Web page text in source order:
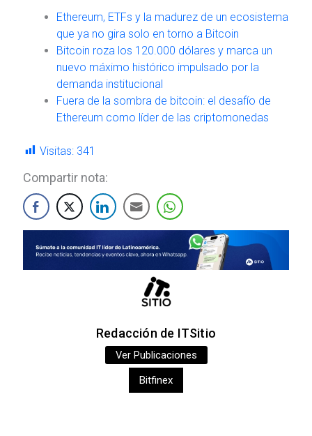
Ethereum, ETFs y la madurez de un ecosistema
que ya no gira solo en torno a Bitcoin
Bitcoin roza los 120.000 dólares y marca un
nuevo máximo histórico impulsado por la
demanda institucional
Fuera de la sombra de bitcoin: el desafío de
Ethereum como líder de las criptomonedas
Visitas: 341
Compartir nota:
Redacción de ITSitio
Ver Publicaciones
Bitfinex